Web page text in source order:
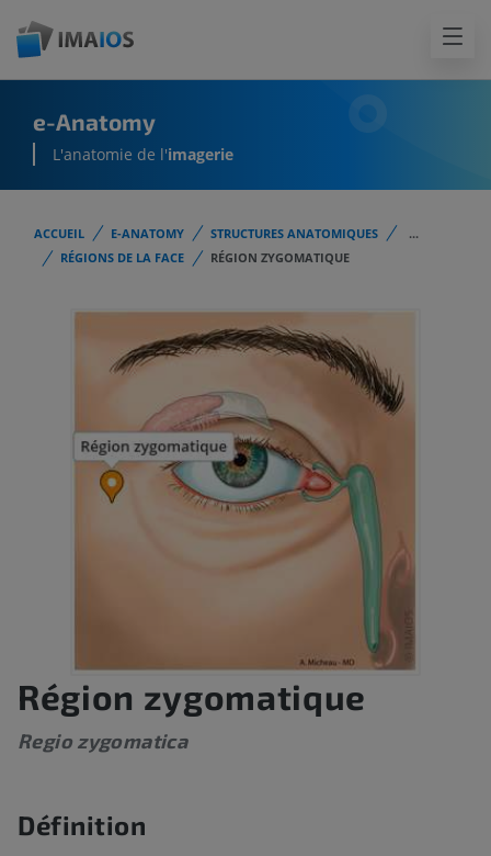
e-Anatomy
L'anatomie de l'imagerie
ACCUEIL E-ANATOMY STRUCTURES ANATOMIQUES
...
RÉGIONS DE LA FACE
RÉGION ZYGOMATIQUE
Région zygomatique
Regio zygomatica
Définition